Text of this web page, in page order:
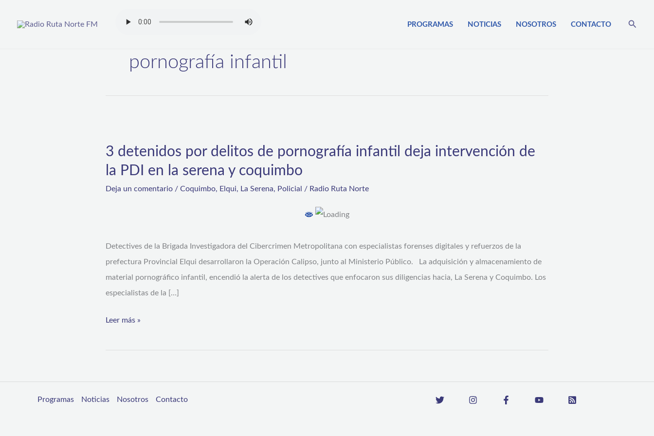
PROGRAMAS NOTICIAS NOSOTROS CONTACTO Buscar
pornografía infantil
3 detenidos por delitos de pornografía infantil deja intervención de
la PDI en la serena y coquimbo
Deja un comentario / Coquimbo, Elqui, La Serena, Policial / Radio Ruta Norte
Detectives de la Brigada Investigadora del Cibercrimen Metropolitana con especialistas forenses digitales y refuerzos de la
prefectura Provincial Elqui desarrollaron la Operación Calipso, junto al Ministerio Público. La adquisición y almacenamiento de
material pornográfico infantil, encendió la alerta de los detectives que enfocaron sus diligencias hacia, La Serena y Coquimbo. Los
especialistas de la […]
por
delitos
de
intervención
de
la
PDI
la
Leer más »
Programas Noticias Nosotros Contacto